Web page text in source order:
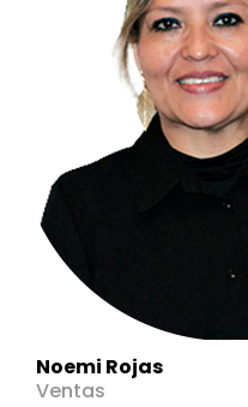
Noemi Rojas
Ventas